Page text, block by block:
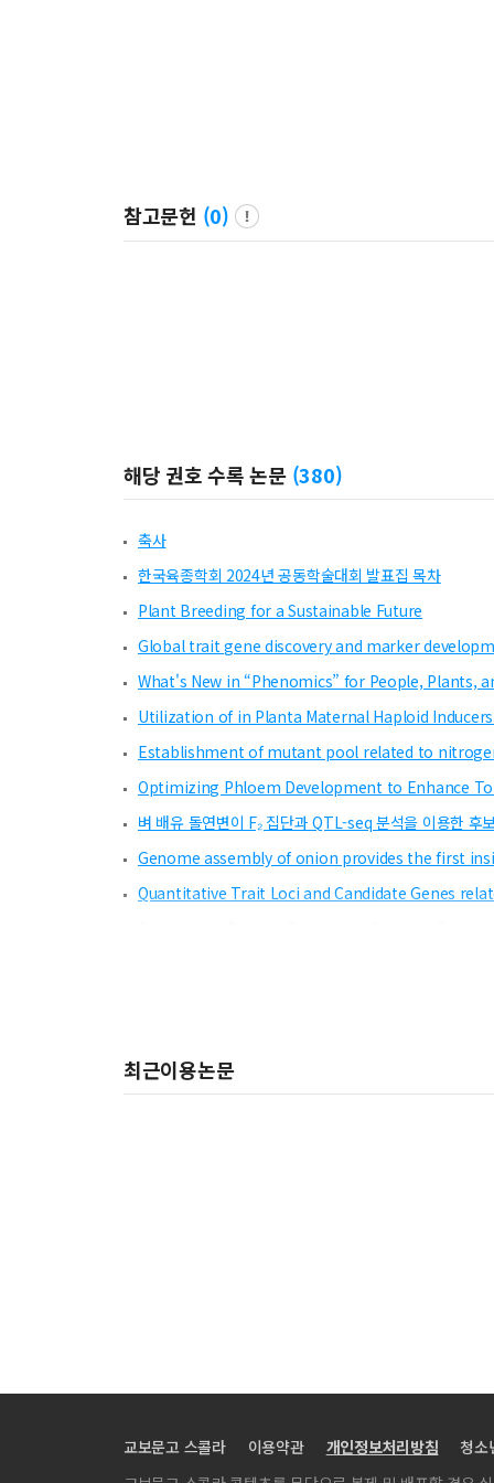
참고문헌 (0)
해당 권호 수록 논문 (380)
축사
한국육종학회 2024년 공동학술대회 발표집 목차
Plant Breeding for a Sustainable Future
Global trait gene discovery and marker
What's New in “Phenomics” for People, Plants,
Utilization of in Planta Maternal Haploid
Establishment of mutant pool related to
Optimizing Phloem Development to Enhance
벼 배유 돌연변이 F₂ 집단과 QTL-seq 분석을 이용한 후
Genome assembly of onion provides the first
Quantitative Trait Loci and Candidate Genes
내한성과 재배안정성이 우수한 조생 트리티케일 ‘옹골진’
Comparison of carotenoid contents in maize
QTL mapping for color of flour and noodle
최근이용논문
교보문고 스콜라 이용약관 개인정보처리방침 청소